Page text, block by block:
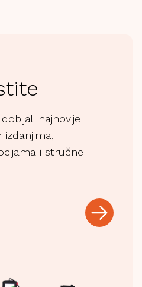
najnovije
i stručne